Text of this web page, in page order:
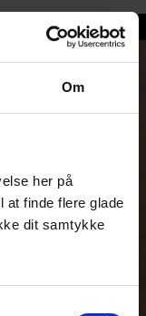
Om
her på
at finde flere glade
dit samtykke